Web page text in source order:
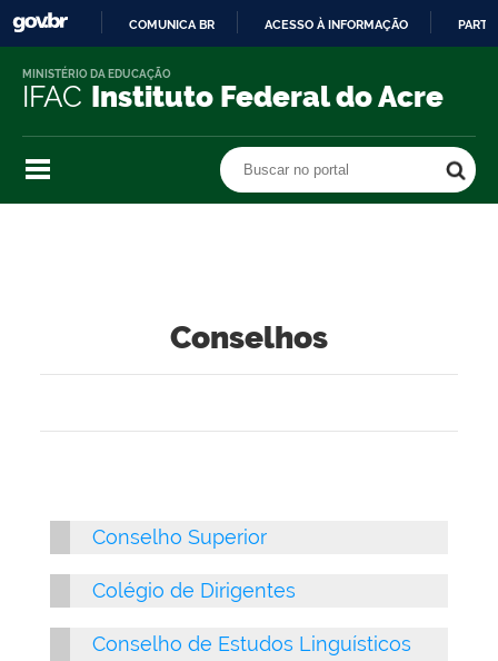
O
COMUNICA BR ACESSO À INFORMAÇÃO
IFAC Instituto Federal do Acre
MINISTÉRIO DA EDUCAÇÃO
Buscar no portal
Conselhos
Conselho Superior
Colégio de Dirigentes
Conselho de Estudos Linguísticos